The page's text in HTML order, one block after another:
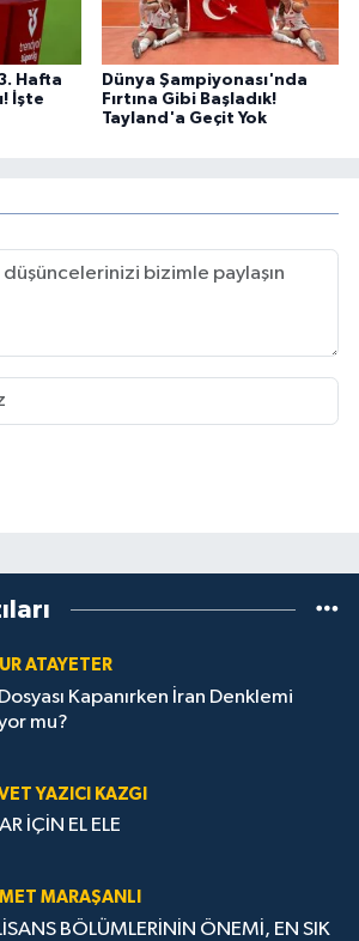
Hafta
İşte
Dünya Şampiyonası'nda
Fırtına Gibi Başladık!
Tayland'a Geçit Yok
ATAYETER
Kapanırken İran Denklemi
mu?
YAZICI KAZGI
İÇİN EL ELE
MARAŞANLI
BÖLÜMLERİNİN ÖNEMİ, EN SIK